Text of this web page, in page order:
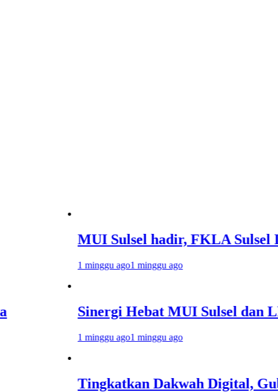
MUI Sulsel hadir, FKLA Sulsel Ingin
1 minggu ago1 minggu ago
Sinergi Hebat MUI Sulsel dan LPH
1 minggu ago1 minggu ago
Tingkatkan Dakwah Digital,